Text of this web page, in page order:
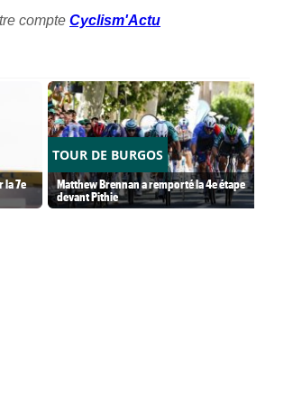
compte Cyclism'Actu
la 7e
TOUR DE BURGOS
Matthew Brennan a remporté la 4e étape
devant Pithie